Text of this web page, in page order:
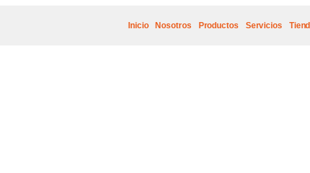
Inicio Nosotros Productos Servicios